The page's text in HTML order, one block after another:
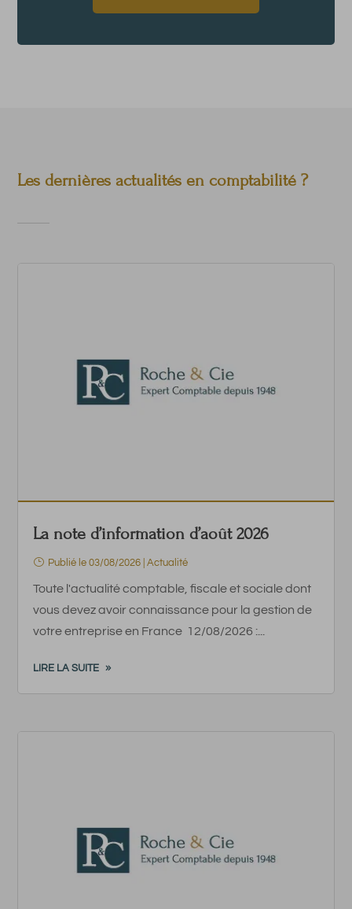
Les dernières actualités en comptabilité ?
La note d’information d’août 2026
Publié le 03/08/2026 |Actualité
Toute l'actualité comptable, fiscale et sociale dont
vous devez avoir connaissance pour la gestion de
votre entreprise en France 12/08/2026 :...
LIRE LA SUITE